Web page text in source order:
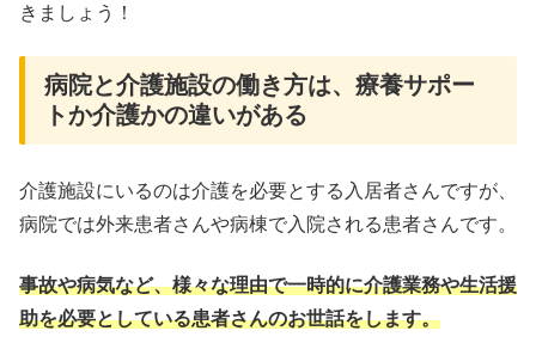
きましょう！
病院と介護施設の働き方は、療養サポー
トか介護かの違いがある
介護施設にいるのは介護を必要とする入居者さんですが、
病院では外来患者さんや病棟で入院される患者さんです。
事故や病気など、様々な理由で一時的に介護業務や生活援
助を必要としている患者さんのお世話をします。